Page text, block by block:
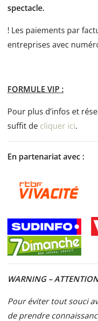
spectacle.
! Les paiements par
entreprises avec
FORMULE VIP :
Pour plus d’infos et
suffit de cliquer ici.
En partenariat avec :
WARNING –
Pour éviter tout souci
de prendre